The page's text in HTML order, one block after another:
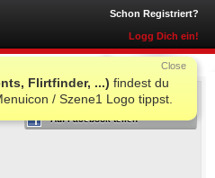
Schon Registriert?
Logg Dich ein!
Flirtfinder, ...) findest du
/ Szene1 Logo tippst.
Close
ICH WAR AUCH DORT
Auf Facebook teilen